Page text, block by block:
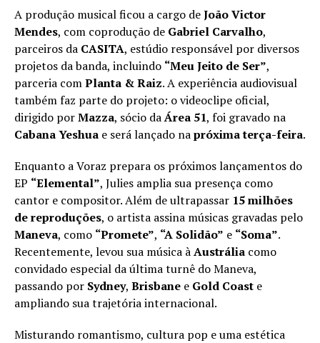
A produção musical ficou a cargo deJoão Victor
Mendes, com coprodução de Gabriel Carvalho,
parceiros da CASITA, estúdio responsável por diversos
projetos da banda, incluindo “Meu Jeito de Ser”,
parceria comPlanta & Raiz. A experiência audiovisual
também faz parte do projeto: o videoclipe oficial,
dirigido porMazza, sócio daÁrea 51, foi gravado na
Cabana Yeshua e será lançado napróxima terça-feira.
Enquanto a Voraz prepara os próximos lançamentos do
EP “Elemental”, Julies amplia sua presença como
cantor e compositor. Além de ultrapassar 15 milhões
de reproduções, o artista assina músicas gravadas pelo
Maneva, como “Promete”, “A Solidão” e “Soma”.
Recentemente, levou sua música àAustrália como
convidado especial da última turnê do Maneva,
passando por Sydney, Brisbane e Gold Coast e
ampliando sua trajetória internacional.
Misturando romantismo, cultura pop e uma estética